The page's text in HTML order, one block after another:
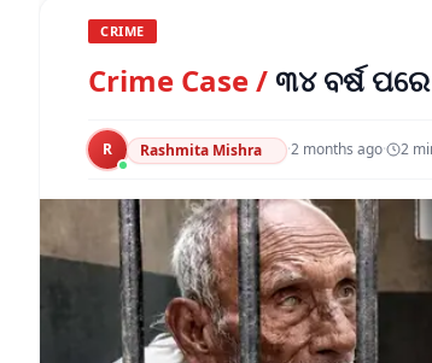
CRIME
Crime Case/ ୩୪ ବର୍ଷ
R Rashmita Mishra ·2 months ago· 2